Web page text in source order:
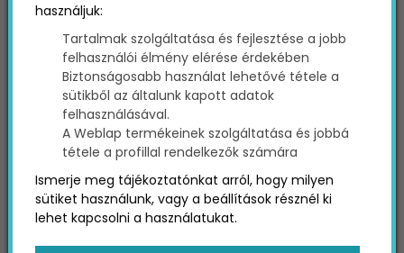
ONLINE MARKETING
Online marketing cikkek, érdekességek
használjuk:
Tartalmak szolgáltatása és fejlesztése a jobb
felhasználói élmény elérése érdekében
Biztonságosabb használat lehetővé tétele a
sütikből az általunk kapott adatok
felhasználásával.
A Weblap termékeinek szolgáltatása és jobbá
tétele a profillal rendelkezők számára
Ismerje meg tájékoztatónkat arról, hogy milyen
sütiket használunk, vagy a beállítások résznél ki
lehet kapcsolni a használatukat.